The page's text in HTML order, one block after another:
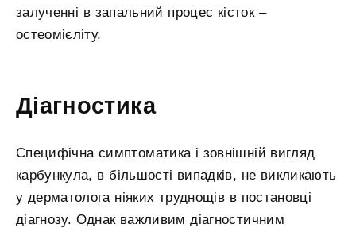
залученні в запальний процес кісток –
остеомієліту.
Діагностика
Специфічна симптоматика і зовнішній вигляд
карбункула, в більшості випадків, не викликають
у дерматолога ніяких труднощів в постановці
діагнозу. Однак важливим діагностичним